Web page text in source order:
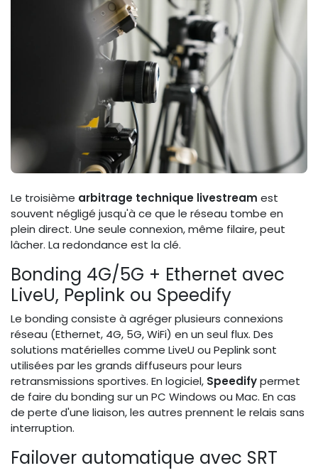
Le troisième arbitrage technique livestream est
souvent négligé jusqu'à ce que le réseau tombe en
plein direct. Une seule connexion, même filaire, peut
lâcher. La redondance est la clé.
Bonding 4G/5G + Ethernet avec
LiveU, Peplink ou Speedify
Le bonding consiste à agréger plusieurs connexions
réseau (Ethernet, 4G, 5G, WiFi) en un seul flux. Des
solutions matérielles comme LiveU ou Peplink sont
utilisées par les grands diffuseurs pour leurs
retransmissions sportives. En logiciel, Speedifypermet
de faire du bonding sur un PC Windows ou Mac. En cas
de perte d'une liaison, les autres prennent le relais sans
interruption.
Failover automatique avec SRT